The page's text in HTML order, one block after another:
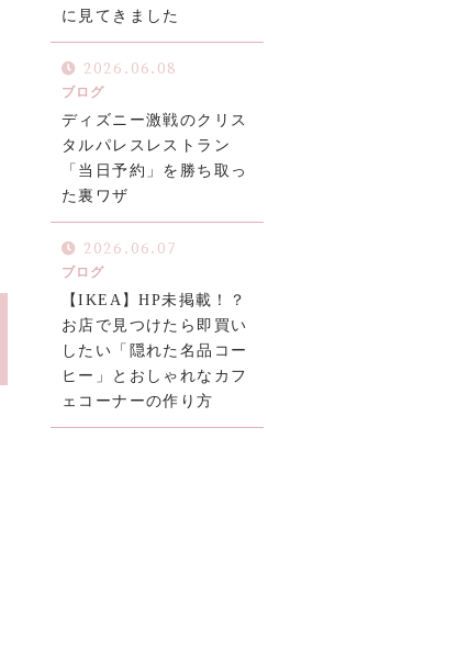
に見てきました
2026.06.08
ブログ
ディズニー激戦のクリス
タルパレスレストラン
「当日予約」を勝ち取っ
た裏ワザ
2026.06.07
ブログ
【IKEA】HP未掲載！？
お店で見つけたら即買い
したい「隠れた名品コー
ヒー」とおしゃれなカフ
ェコーナーの作り方